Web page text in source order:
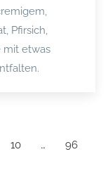
Pfirsich,
mit etwas
10 …
96